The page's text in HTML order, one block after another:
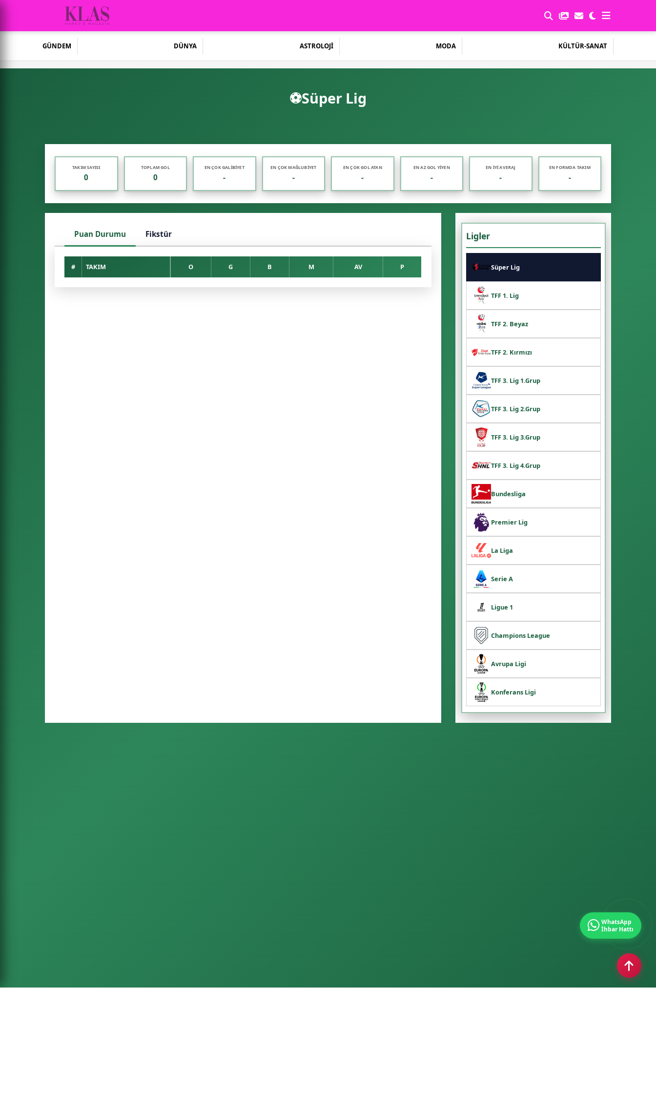
GÜNDEM DÜNYA ASTROLOJİ MODA KÜLTÜR-SANAT
⚽Süper Lig
TAKIM SAYISI
0
TOPLAM GOL
0
EN ÇOK GALIBIYET
-
EN ÇOK MAĞLUBIYET
-
EN ÇOK GOL ATAN
-
EN AZ GOL YIYEN
-
EN İYI AVERAJ
-
EN FORMDA TAKIM
-
Puan Durumu Fikstür
# TAKIM O G B M AV P Süper Lig
TFF 1. Lig
TFF 2. Beyaz
TFF 2. Kırmızı
TFF 3. Lig 1.Grup
TFF 3. Lig 2.Grup
TFF 3. Lig 3.Grup
TFF 3. Lig 4.Grup
Bundesliga
Premier Lig
La Liga
Serie A
Ligue 1
Champions League
Avrupa Ligi
Konferans Ligi
WhatsApp
İhbar Hattı